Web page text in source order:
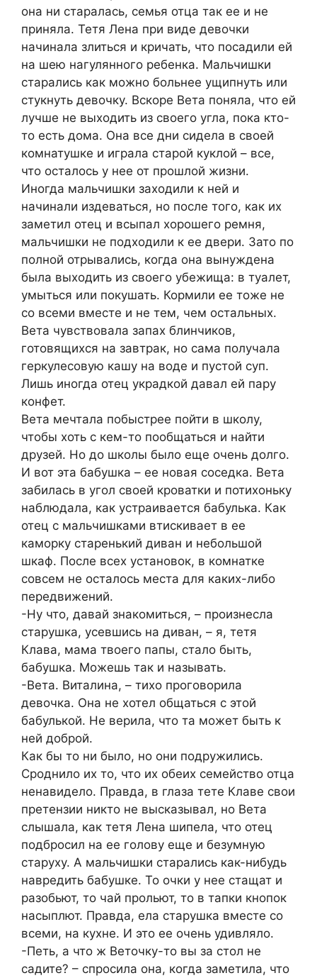
она ни старалась, семья отца так ее и не
приняла. Тетя Лена при виде девочки
начинала злиться и кричать, что посадили ей
на шею нагулянного ребенка. Мальчишки
старались как можно больнее ущипнуть или
стукнуть девочку. Вскоре Вета поняла, что ей
лучше не выходить из своего угла, пока кто-
то есть дома. Она все дни сидела в своей
комнатушке и играла старой куклой – все,
что осталось у нее от прошлой жизни.
Иногда мальчишки заходили к ней и
начинали издеваться, но после того, как их
заметил отец и всыпал хорошего ремня,
мальчишки не подходили к ее двери. Зато по
полной отрывались, когда она вынуждена
была выходить из своего убежища: в туалет,
умыться или покушать. Кормили ее тоже не
со всеми вместе и не тем, чем остальных.
Вета чувствовала запах блинчиков,
готовящихся на завтрак, но сама получала
геркулесовую кашу на воде и пустой суп.
Лишь иногда отец украдкой давал ей пару
конфет.
Вета мечтала побыстрее пойти в школу,
чтобы хоть с кем-то пообщаться и найти
друзей. Но до школы было еще очень долго.
И вот эта бабушка – ее новая соседка. Вета
забилась в угол своей кроватки и потихоньку
наблюдала, как устраивается бабулька. Как
отец с мальчишками втискивает в ее
каморку старенький диван и небольшой
шкаф. После всех установок, в комнатке
совсем не осталось места для каких-либо
передвижений.
-Ну что, давай знакомиться, – произнесла
старушка, усевшись на диван, – я, тетя
Клава, мама твоего папы, стало быть,
бабушка. Можешь так и называть.
-Вета. Виталина, – тихо проговорила
девочка. Она не хотел общаться с этой
бабулькой. Не верила, что та может быть к
ней доброй.
Как бы то ни было, но они подружились.
Сроднило их то, что их обеих семейство отца
ненавидело. Правда, в глаза тете Клаве свои
претензии никто не высказывал, но Вета
слышала, как тетя Лена шипела, что отец
подбросил на ее голову еще и безумную
старуху. А мальчишки старались как-нибудь
навредить бабушке. То очки у нее стащат и
разобьют, то чай прольют, то в тапки кнопок
насыплют. Правда, ела старушка вместе со
всеми, на кухне. И это ее очень удивляло.
-Петь, а что ж Веточку-то вы за стол не
садите? – спросила она, когда заметила, что